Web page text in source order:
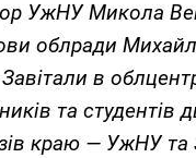
УжНУ Микола
облради
в
та студентів
краю — УжНУ та